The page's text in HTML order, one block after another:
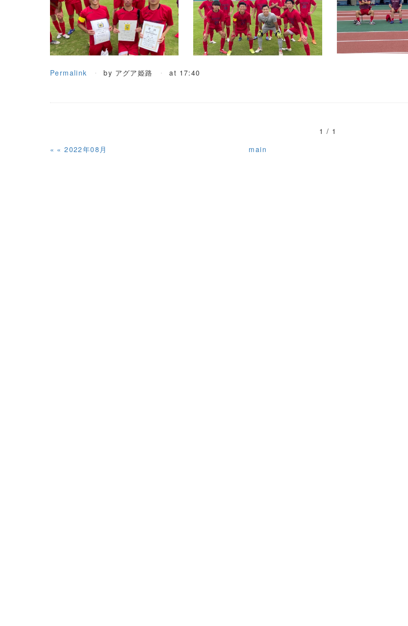
Permalink by アグア姫路 at 17:40
1 / 1
«2022年08月 main